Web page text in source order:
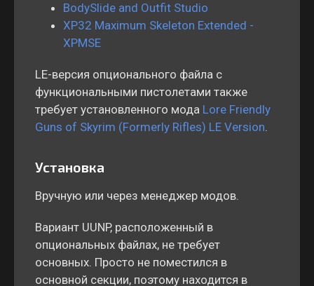
BodySlide and Outfit Studio
XP32 Maximum Skeleton Extended -
XPMSE
LE-версия опционального файла с
функциональными пистолетами также
требует установленного мода Lore Friendly
Guns of Skyrim (Formerly Rifles) LE Version.
Установка
Вручную или через менеджер модов.
Вариант UUNP, расположенный в
опциональных файлах, не требует
основных. Просто не поместился в
основной секции, поэтому находится в